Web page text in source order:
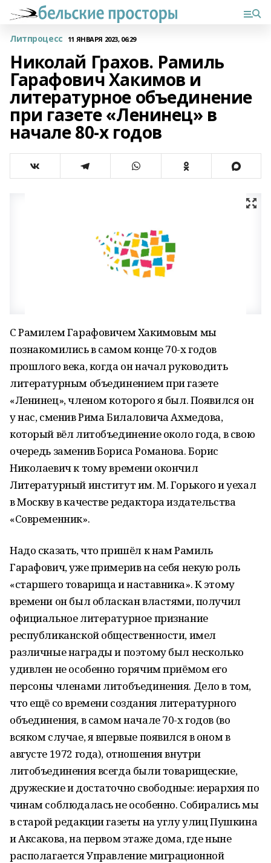
Литпроцесс 11 ЯНВАРЯ 2023, 06:29
Николай Грахов. Рамиль
Гарафович Хакимов и
литературное объединение
при газете «Ленинец» в
начале 80-х годов
С Рамилем Гарафовичем Хакимовым мы
познакомились в самом конце 70-х годов
прошлого века, когда он начал руководить
литературным объединением при газете
«Ленинец», членом которого я был. Появился он
у нас, сменив Рима Билаловича Ахмедова,
который вёл литобъединение около года, в свою
очередь заменив Бориса Романова. Борис
Николаевич к тому времени окончил
Литературный институт им. М. Горького и уехал
в Москву в качестве редактора издательства
«Современник».
Надо сказать, что пришёл к нам Рамиль
Гарафович, уже примерив на себя некую роль
«старшего товарища и наставника». К этому
времени он был обласкан властями, получил
официальное литературное признание
республиканской общественности, имел
различные награды и поэтому был несколько
удивлен не особенно горячим приёмом его
персоны членами литобъединения. Дело в том,
что ещё со времени создания литературного
объединения, в самом начале 70-х годов (во
всяком случае, я впервые появился в оном в
августе 1972 года), отношения внутри
литобъединения всегда были товарищеские,
дружеские и достаточно свободные: иерархия по
чинам соблюдалась не особенно. Собирались мы
в старой редакции газеты на углу улиц Пушкина
и Аксакова, на первом этаже дома, где ныне
располагается Управление миграционной